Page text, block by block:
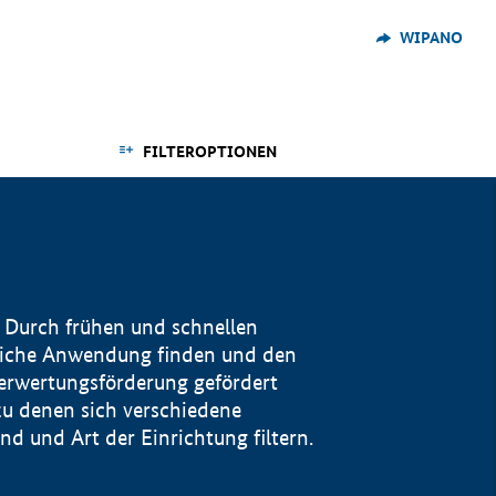
WIPANO
FILTEROPTIONEN
frühen und schnellen
Anwendung finden und den
gefördert
denen sich verschiedene
und Art der Einrichtung filtern.